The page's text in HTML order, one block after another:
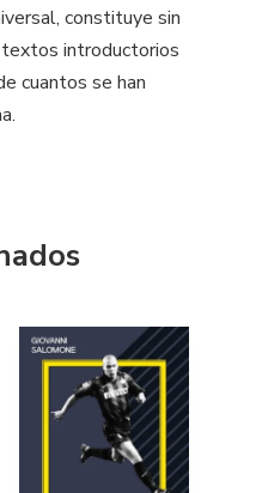
constituye sin
introductorios
cuantos se han